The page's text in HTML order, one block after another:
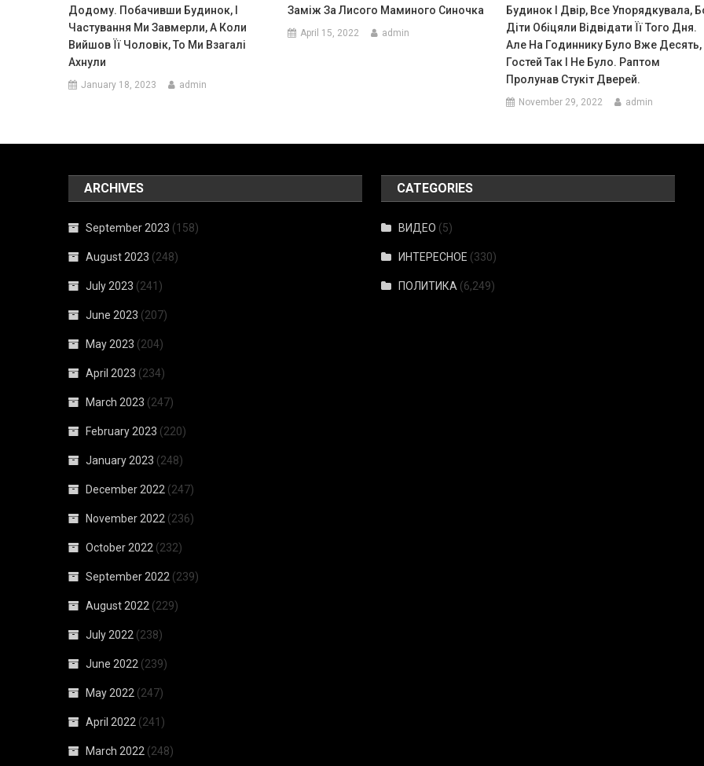
Додому. Побачивши Будинок, І
Частування Ми Завмерли, А Коли
Вийшов Її Чоловік, То Ми Взагалі
Ахнули
January 18, 2023 admin
Заміж За Лисого Маминого Синочка
April 15, 2022 admin
Будинок І Двір, Все Упорядкувала,
Діти Обіцяли Відвідати Її Того Дня.
Але На Годиннику Було Вже Десять,
Гостей Так І Не Було. Раптом
Пролунав Стукіт Дверей.
November 29, 2022 admin
ARCHIVES
September 2023 (158)
August 2023 (248)
July 2023 (241)
June 2023 (207)
May 2023 (204)
April 2023 (234)
March 2023 (247)
February 2023 (220)
January 2023 (248)
December 2022 (247)
November 2022 (236)
October 2022 (232)
September 2022 (239)
August 2022 (229)
July 2022 (238)
June 2022 (239)
May 2022 (247)
April 2022 (241)
March 2022 (248)
CATEGORIES
ВИДЕО (5)
ИНТЕРЕСНОЕ (330)
ПОЛИТИКА (6,249)